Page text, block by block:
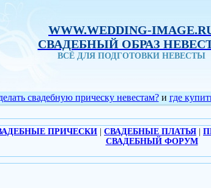
WWW.WEDDING-
СВАДЕБНЫЙ ОБРАЗ
ВСЁ ДЛЯ ПОДГОТОВКИ НЕВЕСТЫ
свадебную прическу невестам?и где
ПРИЧЕСКИ СВАДЕБНЫЕ ПЛАТЬЯ
СВАДЕБНЫЙ ФОРУМ